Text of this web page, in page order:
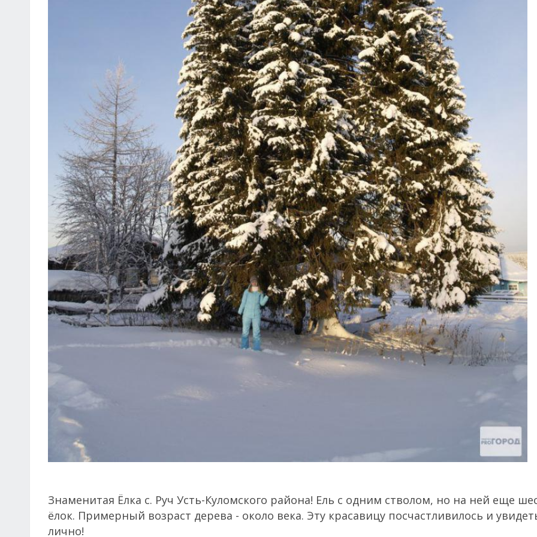
Знаменитая Ёлка с. Руч Усть-Куломского района! Ель с одним стволом, но на ней еще
ёлок. Примерный возраст дерева - около века. Эту красавицу посчастливилось и
лично!